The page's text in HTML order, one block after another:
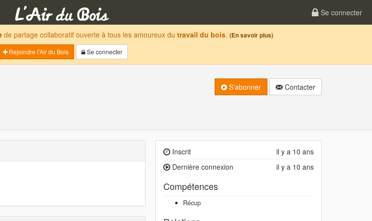
Se connecter
de partage collaboratif ouverte à tous les amoureux du travail du bois. (En savoir plus)
Rejoindre l'Air du Bois
Se connecter
S'abonner Contacter
il y a 10 ans
Inscrit
il y a 10 ans
Dernière connexion
Compétences
Récup